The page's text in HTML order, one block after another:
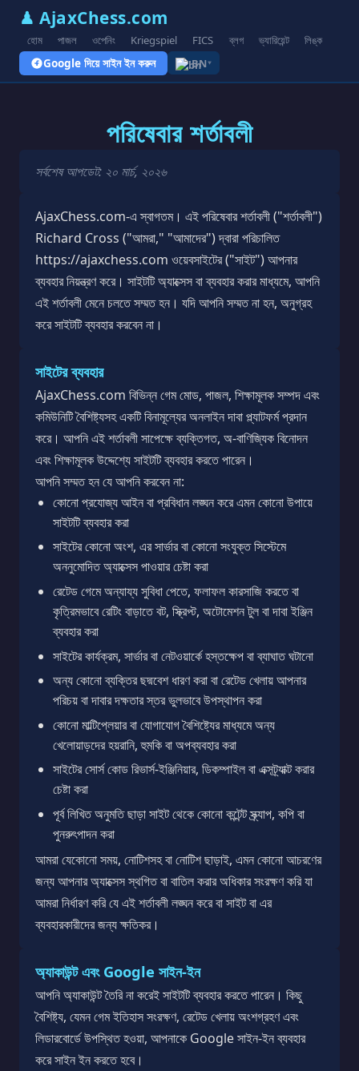
♟ AjaxChess.com
হোম পাজল ওপেনিং Kriegspiel FICS ব্লগ ভ্যারিয়েন্ট লিঙ্ক
Google দিয়ে সাইন ইন করুন BN▾
পরিষেবার শর্তাবলী
সর্বশেষ আপডেট: ২০ মার্চ, ২০২৬
AjaxChess.com-এ স্বাগতম। এই পরিষেবার শর্তাবলী ("শর্তাবলী")
Richard Cross ("আমরা," "আমাদের") দ্বারা পরিচালিত
https://ajaxchess.com ওয়েবসাইটের ("সাইট") আপনার
ব্যবহার নিয়ন্ত্রণ করে। সাইটটি অ্যাক্সেস বা ব্যবহার করার মাধ্যমে, আপনি
এই শর্তাবলী মেনে চলতে সম্মত হন। যদি আপনি সম্মত না হন, অনুগ্রহ
করে সাইটটি ব্যবহার করবেন না।
সাইটের ব্যবহার
AjaxChess.com বিভিন্ন গেম মোড, পাজল, শিক্ষামূলক সম্পদ এবং
কমিউনিটি বৈশিষ্ট্যসহ একটি বিনামূল্যের অনলাইন দাবা প্ল্যাটফর্ম প্রদান
করে। আপনি এই শর্তাবলী সাপেক্ষে ব্যক্তিগত, অ-বাণিজ্যিক বিনোদন
এবং শিক্ষামূলক উদ্দেশ্যে সাইটটি ব্যবহার করতে পারেন।
আপনি সম্মত হন যে আপনি করবেন না:
কোনো প্রযোজ্য আইন বা প্রবিধান লঙ্ঘন করে এমন কোনো উপায়ে
সাইটটি ব্যবহার করা
সাইটের কোনো অংশ, এর সার্ভার বা কোনো সংযুক্ত সিস্টেমে
অননুমোদিত অ্যাক্সেস পাওয়ার চেষ্টা করা
রেটেড গেমে অন্যায্য সুবিধা পেতে, ফলাফল কারসাজি করতে বা
কৃত্রিমভাবে রেটিং বাড়াতে বট, স্ক্রিপ্ট, অটোমেশন টুল বা দাবা ইঞ্জিন
ব্যবহার করা
সাইটের কার্যক্রম, সার্ভার বা নেটওয়ার্কে হস্তক্ষেপ বা ব্যাঘাত ঘটানো
অন্য কোনো ব্যক্তির ছদ্মবেশ ধারণ করা বা রেটেড খেলায় আপনার
পরিচয় বা দাবার দক্ষতার স্তর ভুলভাবে উপস্থাপন করা
কোনো মাল্টিপ্লেয়ার বা যোগাযোগ বৈশিষ্ট্যের মাধ্যমে অন্য
খেলোয়াড়দের হয়রানি, হুমকি বা অপব্যবহার করা
সাইটের সোর্স কোড রিভার্স-ইঞ্জিনিয়ার, ডিকম্পাইল বা এক্সট্র্যাক্ট করার
চেষ্টা করা
পূর্ব লিখিত অনুমতি ছাড়া সাইট থেকে কোনো কন্টেন্ট স্ক্র্যাপ, কপি বা
পুনরুৎপাদন করা
আমরা যেকোনো সময়, নোটিশসহ বা নোটিশ ছাড়াই, এমন কোনো আচরণের
জন্য আপনার অ্যাক্সেস স্থগিত বা বাতিল করার অধিকার সংরক্ষণ করি যা
আমরা নির্ধারণ করি যে এই শর্তাবলী লঙ্ঘন করে বা সাইট বা এর
ব্যবহারকারীদের জন্য ক্ষতিকর।
অ্যাকাউন্ট এবং Google সাইন-ইন
আপনি অ্যাকাউন্ট তৈরি না করেই সাইটটি ব্যবহার করতে পারেন। কিছু
বৈশিষ্ট্য, যেমন গেম ইতিহাস সংরক্ষণ, রেটেড খেলায় অংশগ্রহণ এবং
লিডারবোর্ডে উপস্থিত হওয়া, আপনাকে Google সাইন-ইন ব্যবহার
করে সাইন ইন করতে হবে।